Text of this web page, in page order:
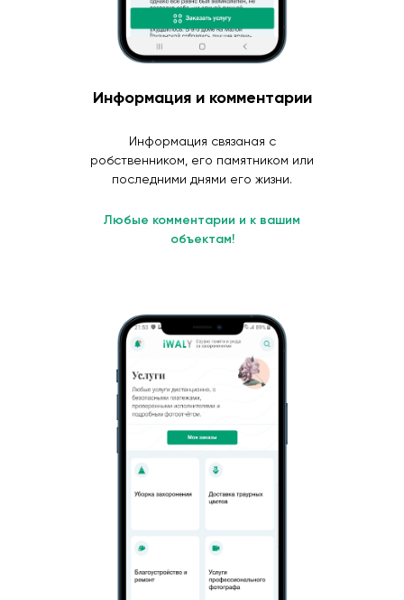
Информация и комментарии
Информация связаная с
робственником, его памятником или
последними днями его жизни.
Любые комментарии и к вашим
объектам!